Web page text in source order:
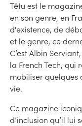
Têtu est le
en son genre, en
d'existence, de
et le genre, ce
C’est Albin
la French Tech, qui
mobiliser quelques
vie.
Ce magazine
d’inclusion qu’il